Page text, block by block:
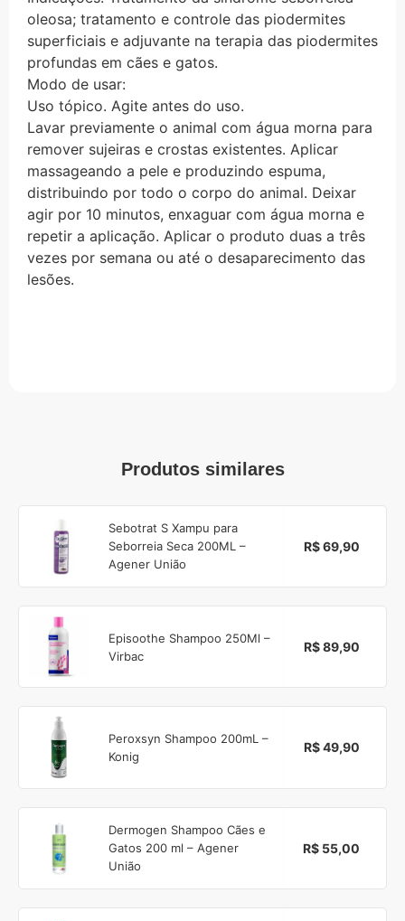
oleosa; tratamento e controle das piodermites
superficiais e adjuvante na terapia das piodermites
profundas em cães e gatos.
Modo de usar:
Uso tópico. Agite antes do uso.
Lavar previamente o animal com água morna para
remover sujeiras e crostas existentes. Aplicar
massageando a pele e produzindo espuma,
distribuindo por todo o corpo do animal. Deixar
agir por 10 minutos, enxaguar com água morna e
repetir a aplicação. Aplicar o produto duas a três
vezes por semana ou até o desaparecimento das
lesões.
Produtos similares
Sebotrat S Xampu para
Seborreia Seca 200ML –
Agener União
R$ 69,90
Episoothe Shampoo 250Ml –
Virbac
R$ 89,90
Peroxsyn Shampoo 200mL –
Konig
R$ 49,90
Dermogen Shampoo Cães e
Gatos 200 ml – Agener
União
R$ 55,00